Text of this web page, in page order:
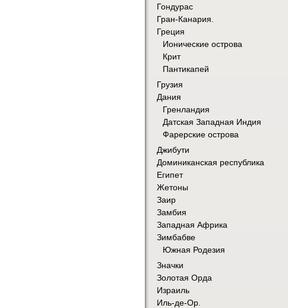
Гондурас
Гран-Канария.
Греция
Ионические острова
Крит
Пантикапей
Грузия
Дания
Гренландия
Датская Западная Индия
Фарерские острова
Джибути
Доминиканская республика
Египет
Жетоны
Заир
Замбия
Западная Африка
Зимбабве
Южная Родезия
Значки
Золотая Орда
Израиль
Иль-де-Ор.